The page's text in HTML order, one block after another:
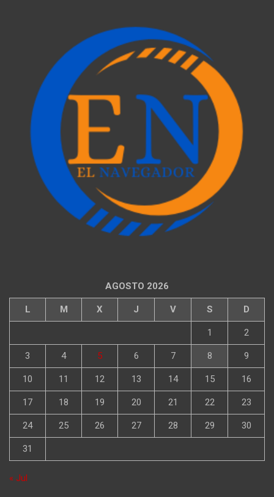
AGOSTO 2026
L M X J V S D
1 2
3 4 5 6 7 8 9
10 11 12 13 14 15 16
17 18 19 20 21 22 23
24 25 26 27 28 29 30
31
« Jul